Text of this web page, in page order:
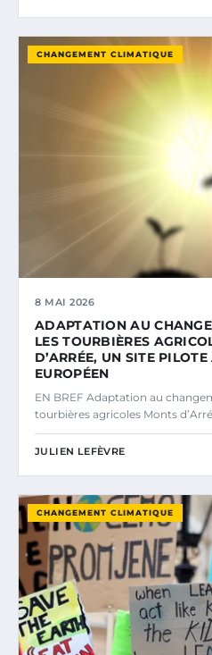
CHANGEMENT CLIMATIQUE
8 MAI 2026
ADAPTATION AU
LES TOURBIÈRES
D’ARRÉE, UN SITE
EUROPÉEN
EN BREF Adaptation au
tourbières agricoles Monts
JULIEN LEFÈVRE
CHANGEMENT CLIMATIQUE